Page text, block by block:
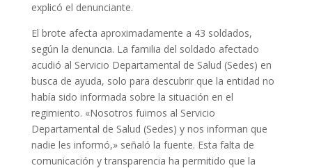
explicó el denunciante.
El brote afecta aproximadamente a 43 soldados,
según la denuncia. La familia del soldado afectado
acudió al Servicio Departamental de Salud (Sedes) en
busca de ayuda, solo para descubrir que la entidad no
había sido informada sobre la situación en el
regimiento. «Nosotros fuimos al Servicio
Departamental de Salud (Sedes) y nos informan que
nadie les informó,» señaló la fuente. Esta falta de
comunicación y transparencia ha permitido que la